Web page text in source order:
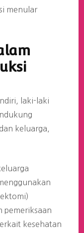
menular
laki-laki
keluarga,
pemeriksaan
kesehatan